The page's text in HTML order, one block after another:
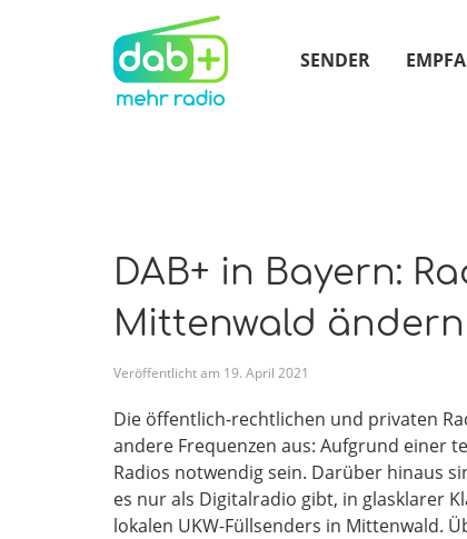
SENDER
DAB+ in Bayern:
Mittenwald
Veröffentlicht am 19. April 2021
Die öffentlich-rechtlichen und privaten
andere Frequenzen aus: Aufgrund einer
Radios notwendig sein. Darüber hinaus
es nur als Digitalradio gibt, in glasklarer
lokalen UKW-Füllsenders in Mittenwald.